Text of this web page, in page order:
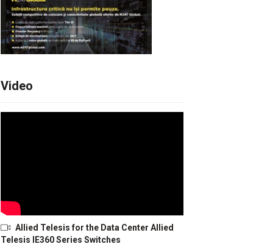
Video
Allied Telesis for the Data Center Allied
Telesis IE360 Series Switches